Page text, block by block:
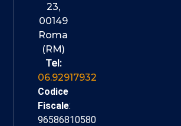
23,
00149
Roma
(RM)
Tel:
06.92917932
Codice
Fiscale:
96586810580